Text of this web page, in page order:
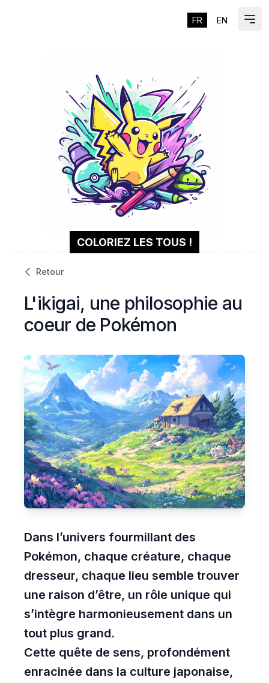
FR EN ES
COLORIEZ LES TOUS !
Retour
L'ikigai, une philosophie au
coeur de Pokémon
Dans l’univers fourmillant des
Pokémon, chaque créature, chaque
dresseur, chaque lieu semble trouver
une raison d’être, un rôle unique qui
s’intègre harmonieusement dans un
tout plus grand.
Cette quête de sens, profondément
enracinée dans la culture japonaise,